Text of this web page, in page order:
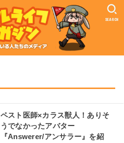
SEARCH
ペスト医師×カラス獣人！ありそ
うでなかったアバター
『Answerer/アンサラー』を紹